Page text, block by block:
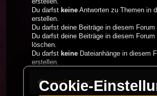
Du darfst keine Antworten zu Themen in
erstellen.
Du darfst deine Beiträge in diesem Forum
Du darfst deine Beiträge in diesem Forum
löschen.
Du darfst keine Dateianhänge in diesem
erstellen.
LaserFreak.net Forum
Cookie-